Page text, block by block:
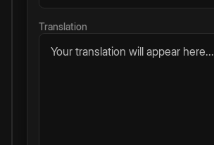
Translation
Your translation will appear here...